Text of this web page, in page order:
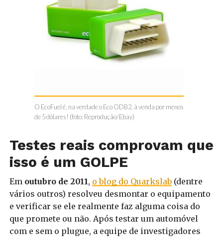
O EcoFuel é, na verdade o Eco ODB2, à venda por menos
de 5 dólares! (foto: Reprodução/Ebay)
Testes reais comprovam que
isso é um GOLPE
Em outubro de 2011, o blog do Quarkslab(dentre
vários outros) resolveu desmontar o equipamento
e verificar se ele realmente faz alguma coisa do
que promete ou não. Após testar um automóvel
com e sem o plugue, a equipe de investigadores